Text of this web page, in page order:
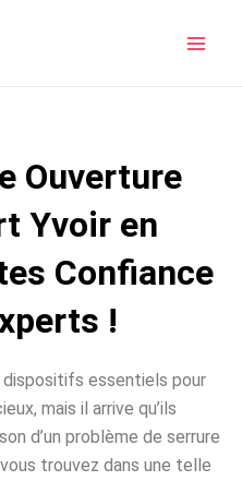
Ouverture
Yvoir en
Confiance
!
essentiels pour
mais il arrive qu’ils
d’un problème de serrure
trouvez dans une telle